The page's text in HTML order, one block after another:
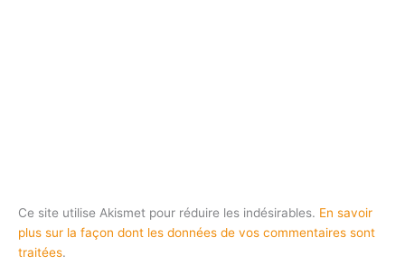
Ce site utilise Akismet pour réduire les indésirables. En savoir
plus sur la façon dont les données de vos commentaires sont
traitées.